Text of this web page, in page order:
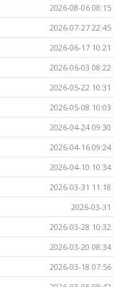
2026-08-06 08:15
2026-07-27 22:45
2026-06-17 10:21
2026-06-03 08:22
2026-05-22 10:31
2026-05-08 10:03
2026-04-24 09:30
2026-04-16 09:24
2026-04-10 10:34
2026-03-31 11:18
2026-03-31
2026-03-28 10:32
2026-03-20 08:34
2026-03-18 07:56